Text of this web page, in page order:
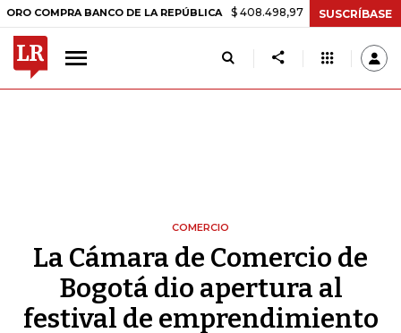
BANCO DE LA REPÚBLICA $ 408.498,97 +$ 8.753,81 +2,19%
SUSCRÍBASE
COMERCIO
La Cámara de Comercio de
Bogotá dio apertura al
festival de emprendimiento